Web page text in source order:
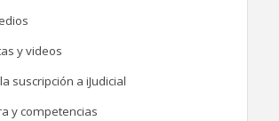
y videos
suscripción a iJudicial
y competencias